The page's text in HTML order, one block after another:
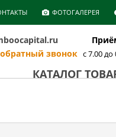
ФОТОГАЛЕРЕЯ
звонок с 7.00
КАТАЛОГ